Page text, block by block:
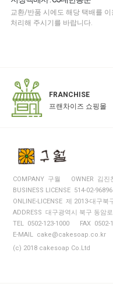
교환/반품 시에도 해당 택배를 이
처리해 주시기를 바랍니다.
FRANCHISE
프랜차이즈 쇼핑몰
COMPANY 구월
OWNER 김진
BUSINESS LICENSE 514-02-96896
ONLINE-LICENSE 제 2013-대구북
ADDRESS 대구광역시 북구 동암
TEL 0502-123-1000
FAX 0502-
E-MAIL cake@cakesoap.co.kr
(c) 2018 cakesoap Co.Ltd